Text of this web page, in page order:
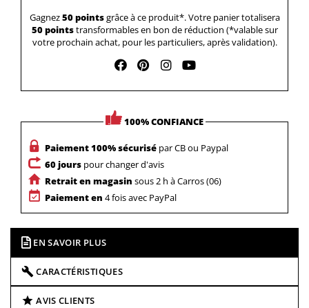
Gagnez50 pointsgrâce à ce produit*. Votre panier totalisera
50 pointstransformables en bon de réduction (*valable sur
votre prochain achat, pour les particuliers, après validation).
100% CONFIANCE
Paiement 100% sécurisé par CB ou Paypal
60 jours pour changer d'avis
Retrait en magasin sous 2 h à Carros (06)
Paiement en 4 fois avec PayPal
EN SAVOIR PLUS
CARACTÉRISTIQUES
AVIS CLIENTS